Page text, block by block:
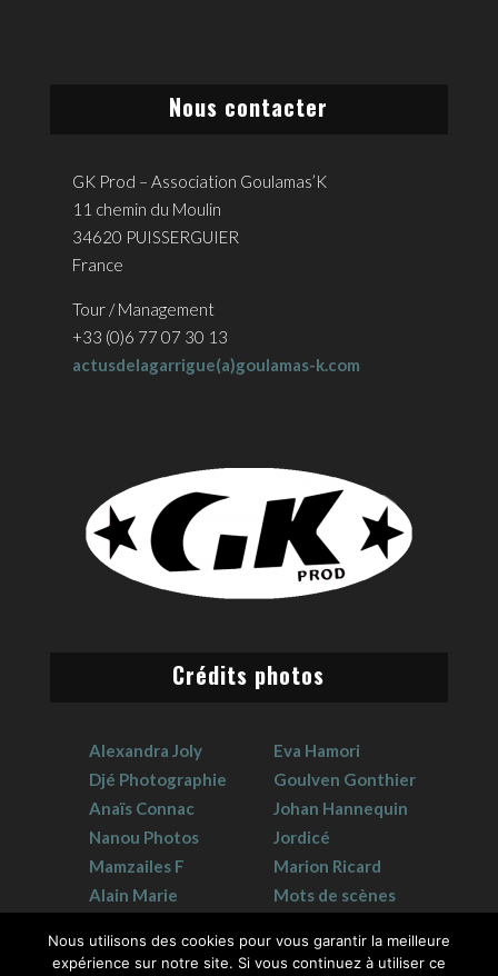
Nous contacter
GK Prod – Association Goulamas’K
11 chemin du Moulin
34620 PUISSERGUIER
France
Tour / Management
+33 (0)6 77 07 30 13
actusdelagarrigue(a)goulamas-k.com
Crédits photos
Alexandra Joly
Djé Photographie
Anaïs Connac
Nanou Photos
Mamzailes F
Alain Marie
Eva Hamori
Goulven Gonthier
Johan Hannequin
Jordicé
Marion Ricard
Mots de scènes
Nous utilisons des cookies pour vous garantir la meilleure
expérience sur notre site. Si vous continuez à utiliser ce